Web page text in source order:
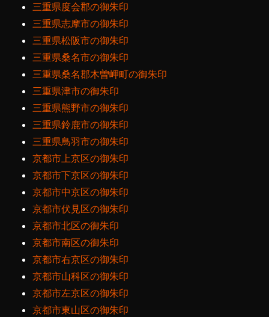
三重県度会郡の御朱印
三重県志摩市の御朱印
三重県松阪市の御朱印
三重県桑名市の御朱印
三重県桑名郡木曽岬町の御朱印
三重県津市の御朱印
三重県熊野市の御朱印
三重県鈴鹿市の御朱印
三重県鳥羽市の御朱印
京都市上京区の御朱印
京都市下京区の御朱印
京都市中京区の御朱印
京都市伏見区の御朱印
京都市北区の御朱印
京都市南区の御朱印
京都市右京区の御朱印
京都市山科区の御朱印
京都市左京区の御朱印
京都市東山区の御朱印